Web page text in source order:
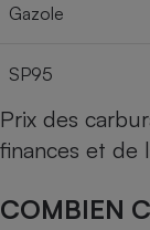
Gazole
SP95
Prix des
finances et de
COMBIEN